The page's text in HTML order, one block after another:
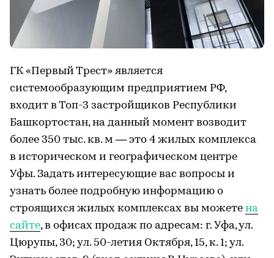
ГК «Первый Трест» является
системообразующим предприятием РФ,
входит в Топ-3 застройщиков Республики
Башкортостан, на данный момент возводит
более 350 тыс. кв. м — это 4 жилых комплекса
в историческом и географическом центре
Уфы. Задать интересующие вас вопросы и
узнать более подробную информацию о
строящихся жилых комплексах вы можете на
сайте, в офисах продаж по адресам: г. Уфа, ул.
Цюрупы, 30; ул. 50-летия Октября, 15, к. 1; ул.